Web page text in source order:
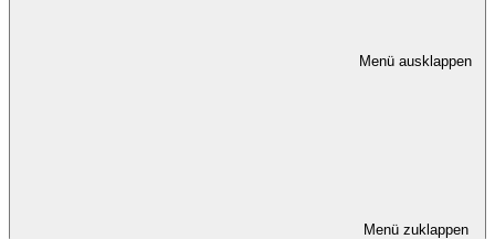
Menü ausklappen
Menü zuklappen